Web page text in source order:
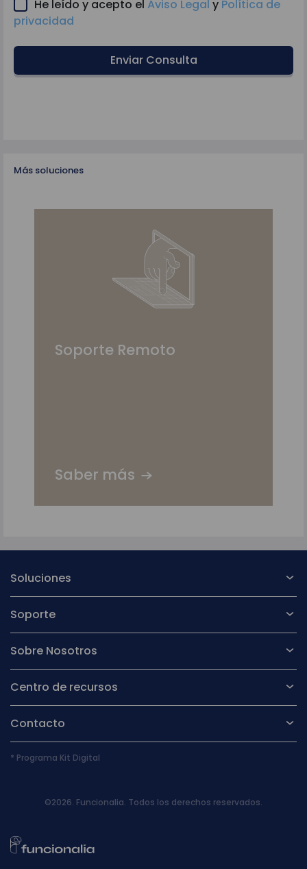
He leído y acepto el Aviso Legal y Política de
privacidad
Enviar Consulta
Más soluciones
Soporte Remoto
Saber más
Soluciones
Soporte
Sobre Nosotros
Centro de recursos
Contacto
* Programa Kit Digital
©2026. Funcionalia. Todos los derechos reservados.